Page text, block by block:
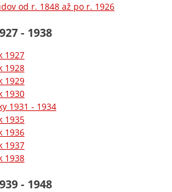
od r. 1848 až po r. 1926
- 1938
1927
1928
1929
1930
1931 - 1934
1935
1936
1937
1938
- 1948